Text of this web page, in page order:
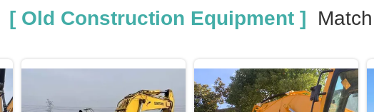
[ Old Construction Equipment ] Match